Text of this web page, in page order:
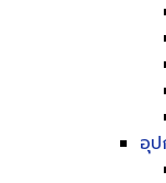
อุป